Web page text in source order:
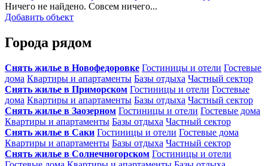
Ничего не найдено. Совсем ничего...
Добавить объект
Города рядом
Снять жилье в Новофедоровке Гостиницы и отели Гостевые
дома Квартиры и апартаменты Базы отдыха Частный сектор
Снять жилье в Приморском Гостиницы и отели Гостевые
дома Квартиры и апартаменты Базы отдыха Частный сектор
Снять жилье в Заозерном Гостиницы и отели Гостевые дома
Квартиры и апартаменты Базы отдыха Частный сектор
Снять жилье в Саки Гостиницы и отели Гостевые дома
Квартиры и апартаменты Базы отдыха Частный сектор
Снять жилье в Солнечногорском Гостиницы и отели